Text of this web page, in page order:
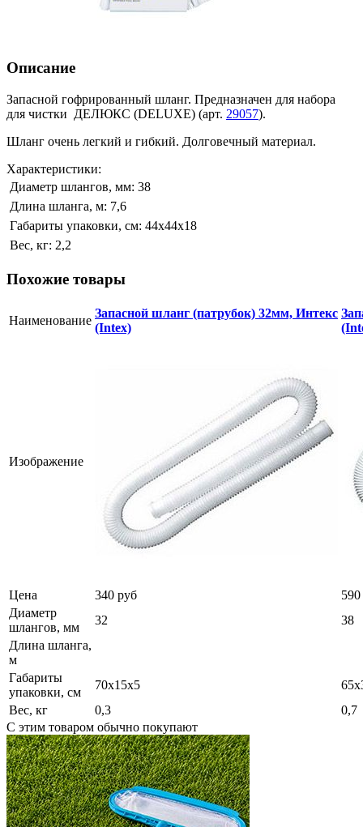
Описание
Запасной гофрированный шланг. Предназначен для набора
для чистки ДЕЛЮКС (DELUXE) (арт. 29057).
Шланг очень легкий и гибкий. Долговечный материал.
Характеристики:
Диаметр шлангов, мм: 38
Длина шланга, м: 7,6
Габариты упаковки, см: 44х44х18
Вес, кг: 2,2
Похожие товары
Наименование
Запасной шланг (патрубок) 32мм, Интекс
(Intex)
Изображение
Цена 340 руб
Диаметр
шлангов, мм
32
38
Длина шланга,
м
Габариты
упаковки, см
70х15х5
Вес, кг
0,3
0,7
С этим товаром обычно покупают